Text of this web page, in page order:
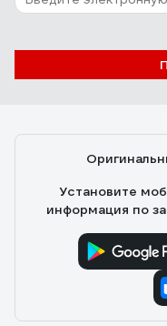
Установите
информация по